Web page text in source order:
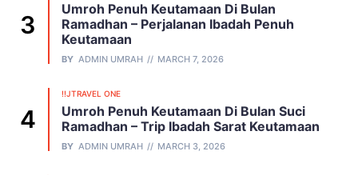
Umroh Penuh Keutamaan Di Bulan
Ramadhan – Perjalanan Ibadah Penuh
Keutamaan
BY ADMIN UMRAH MARCH 7, 2026
!!JTRAVEL ONE
Umroh Penuh Keutamaan Di Bulan Suci
Ramadhan – Trip Ibadah Sarat Keutamaan
BY ADMIN UMRAH MARCH 3, 2026